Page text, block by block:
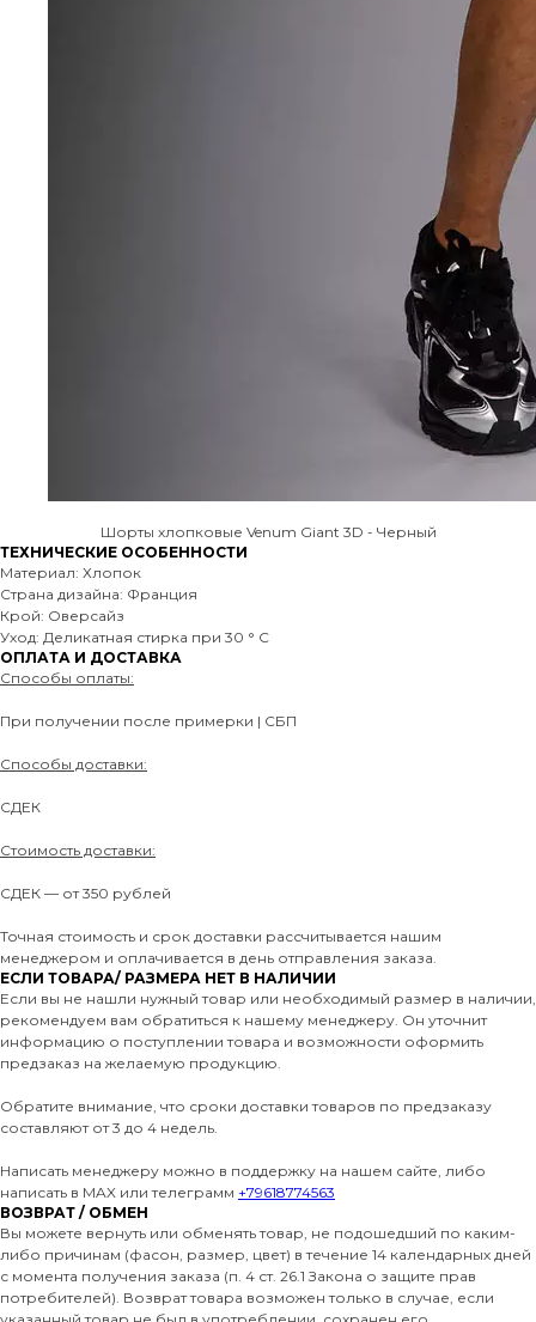
Шорты хлопковые Venum Giant 3D - Черный
ТЕХНИЧЕСКИЕ ОСОБЕННОСТИ
Материал: Хлопок
Страна дизайна: Франция
Крой: Оверсайз
Уход: Деликатная стирка при 30 ° C
ОПЛАТА И ДОСТАВКА
Способы оплаты:
При получении после примерки | СБП
Способы доставки:
СДЕК
Стоимость доставки:
СДЕК — от 350 рублей
Точная стоимость и срок доставки рассчитывается нашим
менеджером и оплачивается в день отправления заказа.
ЕСЛИ ТОВАРА/ РАЗМЕРА НЕТ В НАЛИЧИИ
Если вы не нашли нужный товар или необходимый размер в наличии,
рекомендуем вам обратиться к нашему менеджеру. Он уточнит
информацию о поступлении товара и возможности оформить
предзаказ на желаемую продукцию.
Обратите внимание, что сроки доставки товаров по предзаказу
составляют от 3 до 4 недель.
Написать менеджеру можно в поддержку на нашем сайте, либо
написать в MAX или телеграмм +79618774563
ВОЗВРАТ / ОБМЕН
Вы можете вернуть или обменять товар, не подошедший по каким-
либо причинам (фасон, размер, цвет) в течение 14 календарных дней
с момента получения заказа (п. 4 ст. 26.1 Закона о защите прав
потребителей). Возврат товара возможен только в случае, если